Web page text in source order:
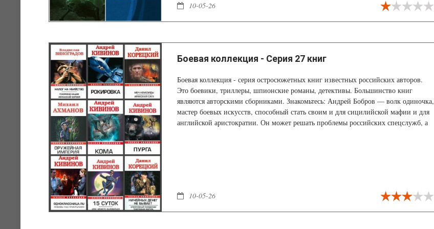
10-05-26
Боевая коллекция - Серия 27 книг
Боевая коллекция - серия остросюжетных книг известных российских авторов.
Это боевики, триллеры, шпионские романы, детективы. Большинство книг
являются авторскими сборниками. Знакомьтесь: Андрей Бобров — волк одиночка,
мастер боевых искусств, способный стать своим и для сицилийской мафии и для
английской аристократии. Он может решать проблемы российских спецслужб, а
10-05-26